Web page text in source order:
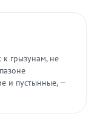
к грызунам, не
и пустынные, —